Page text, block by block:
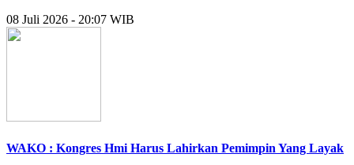
08 Juli 2026 - 20:07 WIB
WAKO : Kongres Hmi Harus Lahirkan Pemimpin Yang Layak